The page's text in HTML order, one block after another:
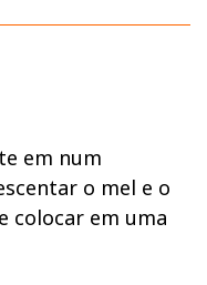
em num
o mel e o
colocar em uma